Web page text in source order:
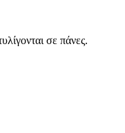
σε πάνες.